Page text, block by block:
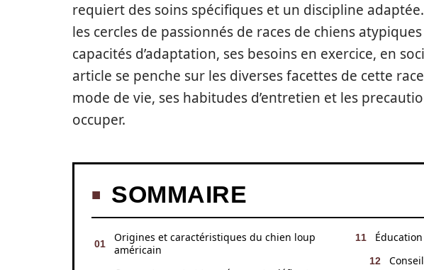
requiert des soins spécifiques et un discipline
les cercles de passionnés de races de chiens
capacités d’adaptation, ses besoins en exercice, en
article se penche sur les diverses facettes de cette
mode de vie, ses habitudes d’entretien et les
occuper.
SOMMAIRE
Origines et caractéristiques du chien loup
américain